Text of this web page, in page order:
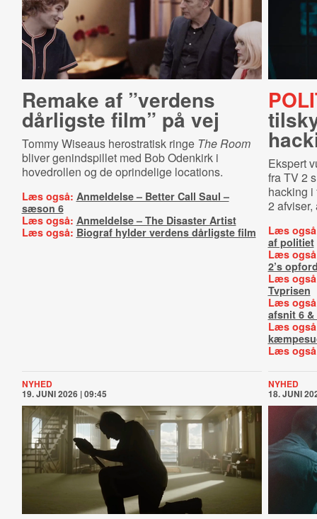
Remake af ”verdens
dårligste film” på vej
Tommy Wiseaus herostratisk ringe The Room
bliver genindspillet med Bob Odenkirk i
hovedrollen og de oprindelige locations.
Læs også: Anmeldelse – Better Call Saul –
sæson 6
Læs også: Anmeldelse – The Disaster Artist
Læs også: Biograf hylder verdens dårligste film
Ekspert
fra TV 2
hacking
2 afviser,
Læs
af politiet
Læs
2’s
Læs
Tvprisen
Læs
afsnit 6 &
Læs
Læs
NYHED
19. JUNI 2026 | 09:45
NYHED
18. JUNI